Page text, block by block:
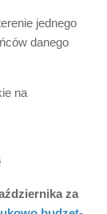
jednego
danego
na
za